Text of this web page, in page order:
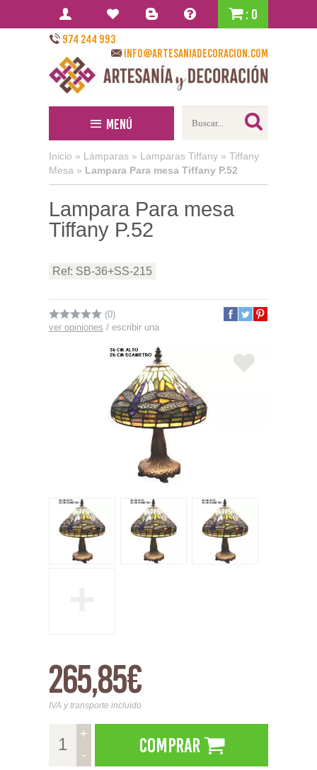
: 0
974 244 993
info@artesaniadecoracion.com
Menú
Inicio » Lámparas » Lamparas Tiffany » Tiffany
Mesa » Lampara Para mesa Tiffany P.52
Lampara Para mesa
Tiffany P.52
Ref: SB-36+SS-215
(0)
ver opiniones / escribir una
265,85€
IVA y transporte incluido
+
-
Comprar